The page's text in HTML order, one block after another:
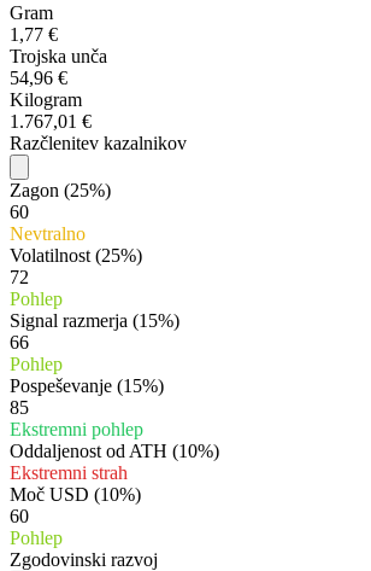
Gram
1,77 €
Trojska unča
54,96 €
Kilogram
1.767,01 €
Razčlenitev kazalnikov
Zagon (25%)
60
Nevtralno
Volatilnost (25%)
72
Pohlep
Signal razmerja (15%)
66
Pohlep
Pospeševanje (15%)
85
Ekstremni pohlep
Oddaljenost od ATH (10%)
Ekstremni strah
Moč USD (10%)
60
Pohlep
Zgodovinski razvoj